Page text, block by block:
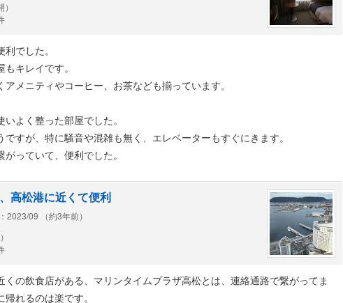
でした。
キレイです。
メニティやコーヒー、お茶なども揃っています。
よく整った部屋でした。
すが、特に騒音や混雑も無く、エレベーターもすぐにきます。
っていて、便利でした。
高松港に近くて便利
2023/09 （約3年前）
くの飲食店がある、マリンタイムプラザ高松とは、連絡通路で繋がってま
れるのは楽です。